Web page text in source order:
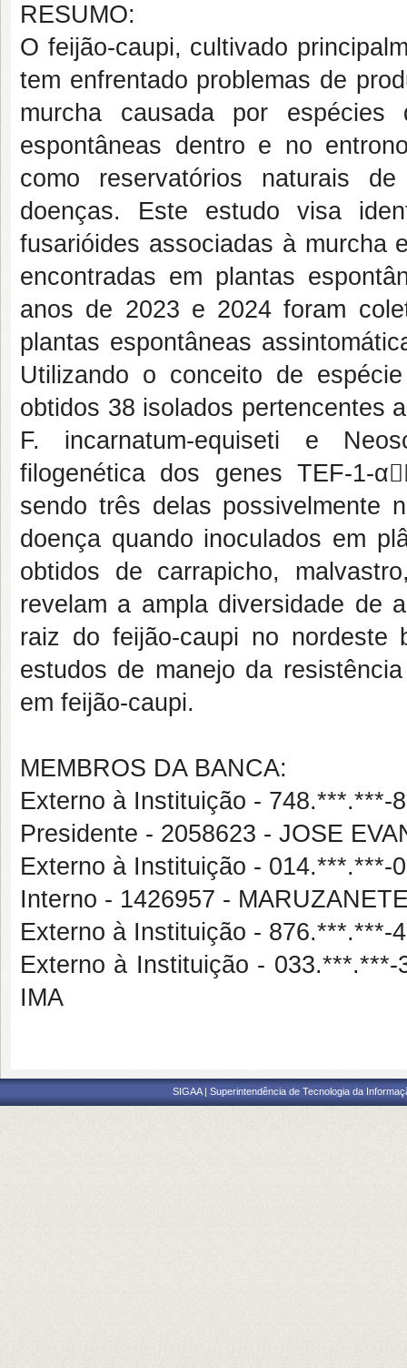
RESUMO:
O feijão-caupi, cultivado
tem enfrentado problemas de
murcha causada por
espontâneas dentro e no
como reservatórios naturais
doenças. Este estudo visa
fusarióides associadas à murcha
encontradas em plantas
anos de 2023 e 2024 foram
plantas espontâneas
Utilizando o conceito de
obtidos 38 isolados pertencentes
F. incarnatum-equiseti e
filogenética dos genes TEF-1-
sendo três delas possivelmente
doença quando inoculados em
obtidos de carrapicho,
revelam a ampla diversidade de
raiz do feijão-caupi no nordeste
estudos de manejo da
em feijão-caupi.
MEMBROS DA BANCA:
Externo à Instituição - 748.***.***-
Presidente - 2058623 - JOSE
Externo à Instituição - 014.***.***-
Interno - 1426957 -
Externo à Instituição - 876.***.***-
Externo à Instituição -
IMA
SIGAA | Superintendência de Tecnologia da